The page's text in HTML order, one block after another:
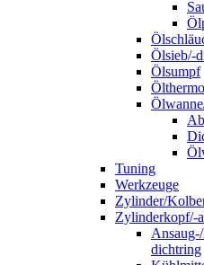
Ölsieb/-
Ölsumpf
Tuning
Werkzeuge
Zylinder/
Zylinderkopf/-
dichtring